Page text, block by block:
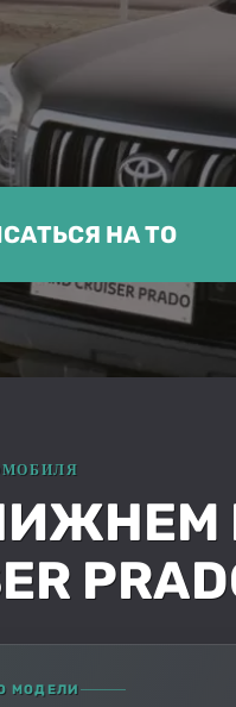
НА ТО
МОДЕЛИ